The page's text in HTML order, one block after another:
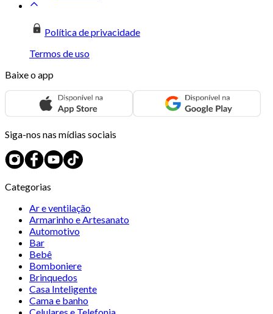
Política de privacidade
Termos de uso
Baixe o app
Siga-nos nas mídias sociais
Categorias
Ar e ventilação
Armarinho e Artesanato
Automotivo
Bar
Bebê
Bomboniere
Brinquedos
Casa Inteligente
Cama e banho